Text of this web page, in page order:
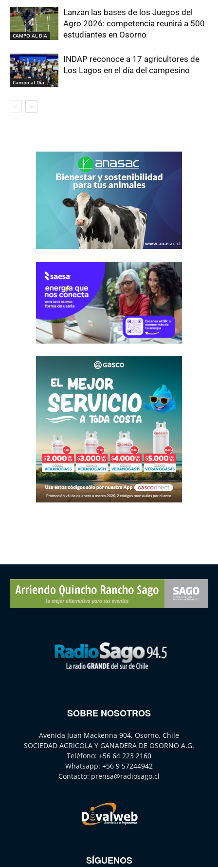
CAMPO AL DIA
Lanzan las bases de los Juegos del
Agro 2026: competencia reunirá a 500
estudiantes en Osorno
Campo al Día
INDAP reconoce a 17 agricultores de
Los Lagos en el día del campesino
SOBRE NOSOTROS
Avenida Juan Mackenna 904, Osorno, Chile
SOCIEDAD AGRICOLA Y GANADERA DE OSORNO A.G.
Teléfono: +56 64 223 2160
Whatsapp: +56 9 57244942
Contacto: prensa@radiosago.cl
SÍGUENOS